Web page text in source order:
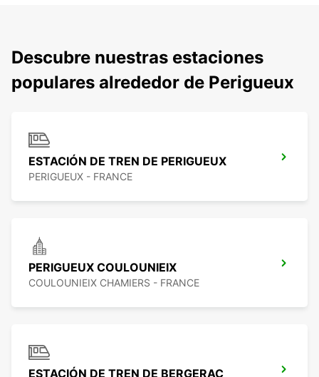
Descubre nuestras estaciones
populares alrededor de Perigueux
ESTACIÓN DE TREN DE PERIGUEUX
PERIGUEUX - FRANCE
PERIGUEUX COULOUNIEIX
COULOUNIEIX CHAMIERS - FRANCE
ESTACIÓN DE TREN DE BERGERAC